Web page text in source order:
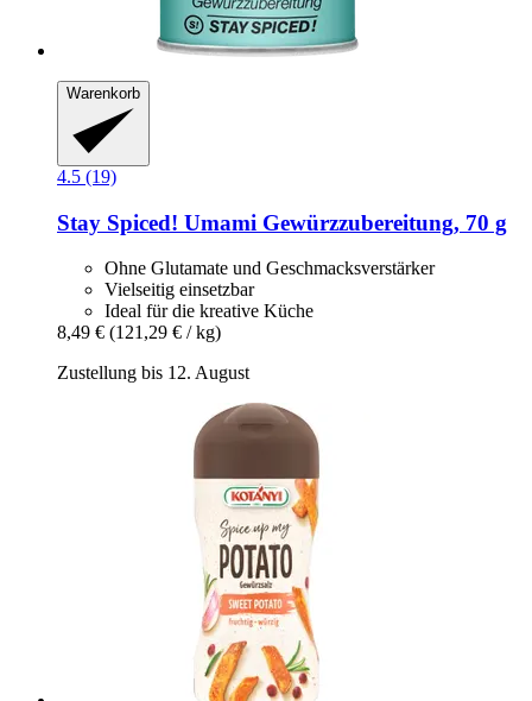
Warenkorb
4.5 (19)
Stay Spiced! Umami Gewürzzubereitung, 70 g
Ohne Glutamate und Geschmacksverstärker
Vielseitig einsetzbar
Ideal für die kreative Küche
8,49 € (121,29 € / kg)
Zustellung bis 12. August